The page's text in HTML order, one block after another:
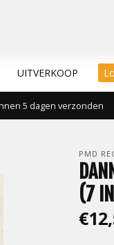
UITVERKOOP
5 dagen verzonden
PMD
(7